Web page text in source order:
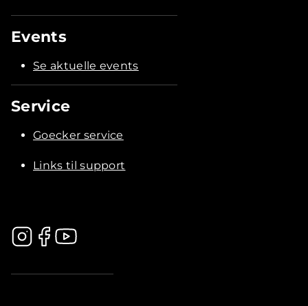
Events
Se aktuelle events
Service
Goecker service
Links til support